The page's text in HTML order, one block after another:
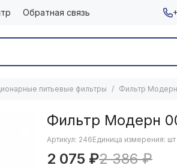
Обратная связь
питьевые фильтры Фильтр
Фильтр Модерн
Артикул: 246Единица измерения: шт
2 075 ₽2 386 ₽